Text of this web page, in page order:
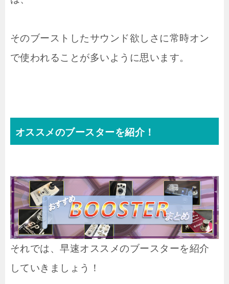
そのブーストしたサウンド欲しさに常時オン
で使われることが多いように思います。
オススメのブースターを紹介！
それでは、早速オススメのブースターを紹介
していきましょう！